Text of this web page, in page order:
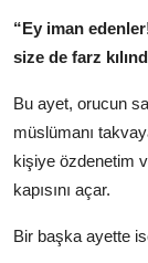
“Ey iman
size de farz
Bu ayet, orucun
müslümanı
kişiye özdenetim
kapısını açar.
Bir başka ayette